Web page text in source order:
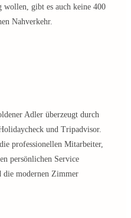
gibt es auch keine 400
Nahverkehr.
Adler überzeugt durch
und Tripadvisor.
professionellen Mitarbeiter,
persönlichen Service
die modernen Zimmer